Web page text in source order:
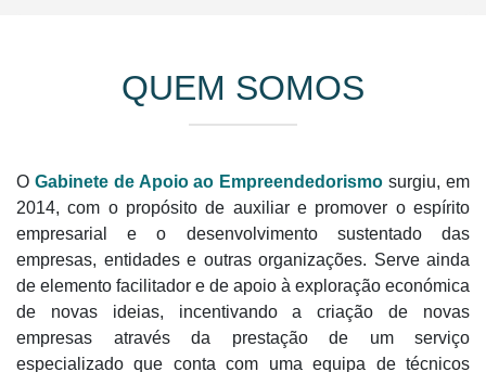
QUEM SOMOS
O Gabinete de Apoio ao Empreendedorismo surgiu, em
2014, com o propósito de auxiliar e promover o espírito
empresarial e o desenvolvimento sustentado das
empresas, entidades e outras organizações. Serve ainda
de elemento facilitador e de apoio à exploração económica
de novas ideias, incentivando a criação de novas
empresas através da prestação de um serviço
especializado que conta com uma equipa de técnicos